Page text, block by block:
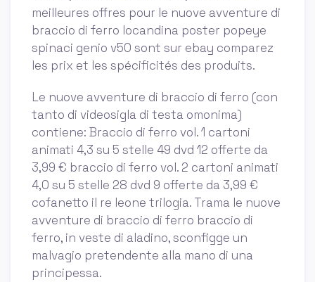
meilleures offres pour le nuove avventure di
braccio di ferro locandina poster popeye
spinaci genio v50 sont sur ebay comparez
les prix et les spécificités des produits.
Le nuove avventure di braccio di ferro (con
tanto di videosigla di testa omonima)
contiene: Braccio di ferro vol. 1 cartoni
animati 4,3 su 5 stelle 49 dvd 12 offerte da
3,99 € braccio di ferro vol. 2 cartoni animati
4,0 su 5 stelle 28 dvd 9 offerte da 3,99 €
cofanetto il re leone trilogia. Trama le nuove
avventure di braccio di ferro braccio di
ferro, in veste di aladino, sconfigge un
malvagio pretendente alla mano di una
principessa.